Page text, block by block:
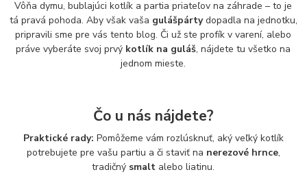
Vôňa dymu, bublajúci kotlík a partia priateľov na záhrade – to je
tá pravá pohoda. Aby však vaša gulášpártydopadla na jednotku,
pripravili sme pre vás tento blog. Či už ste profík v varení, alebo
práve vyberáte svoj prvý kotlík na guláš, nájdete tu všetko na
jednom mieste.
Čo u nás nájdete?
Praktické rady: Pomôžeme vám rozlúsknuť, aký veľký kotlík
potrebujete pre vašu partiu a či staviť na nerezové hrnce,
tradičný smalt alebo liatinu.